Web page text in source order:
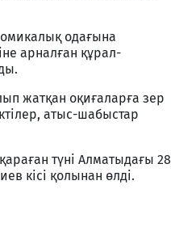
одағына
арналған құрал-
жатқан оқиғаларға зер
атыс-шабыстар
түні Алматыдағы 28
кісі қолынан өлді.